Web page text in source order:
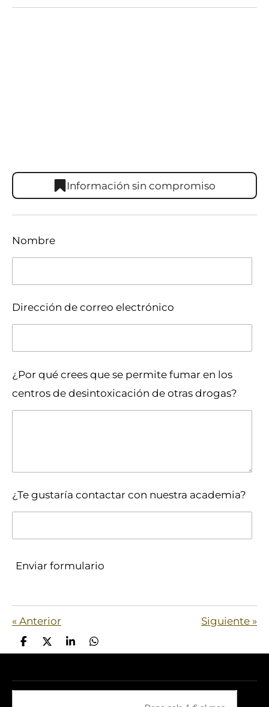
Información sin compromiso
Nombre
Dirección de correo electrónico
¿Por qué crees que se permite fumar en los
centros de desintoxicación de otras drogas?
¿Te gustaría contactar con nuestra academia?
Enviar formulario
«Anterior Siguiente »
C
o
p
a
C
o
p
a
C
o
p
a
C
o
p
a